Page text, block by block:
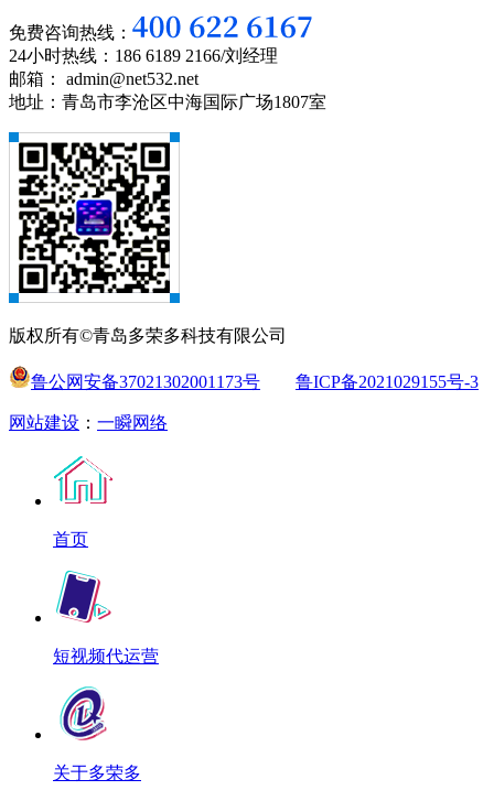
免费咨询热线：
24小时热线：186 6189 2166/刘经理
邮箱： admin@net532.net
地址：青岛市李沧区中海国际广场1807室
版权所有©青岛多荣多科技有限公司
鲁公网安备37021302001173号 鲁ICP备2021029155号-3
网站建设 ： 一瞬网络
首页
短视频代运营
关于多荣多